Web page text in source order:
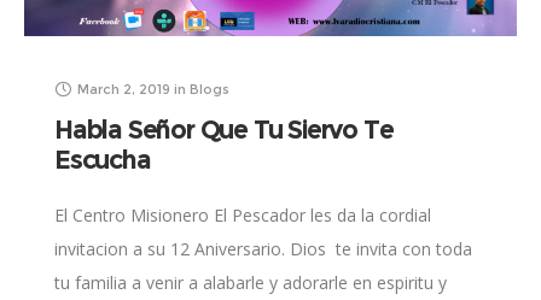
March 2, 2019 in Blogs
Habla Señor Que Tu Siervo Te
Escucha
El Centro Misionero El Pescador les da la cordial
invitacion a su 12 Aniversario. Dios te invita con toda
tu familia a venir a alabarle y adorarle en espiritu y